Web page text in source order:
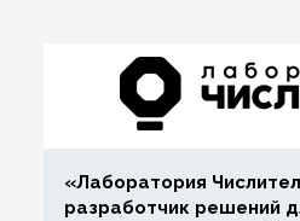
«Лаборатория
разработчик решений